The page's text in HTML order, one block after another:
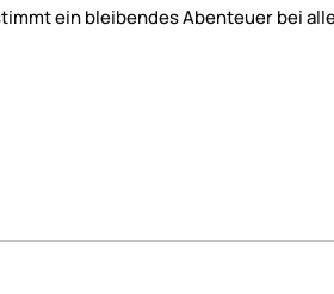
ein bleibendes Abenteuer bei